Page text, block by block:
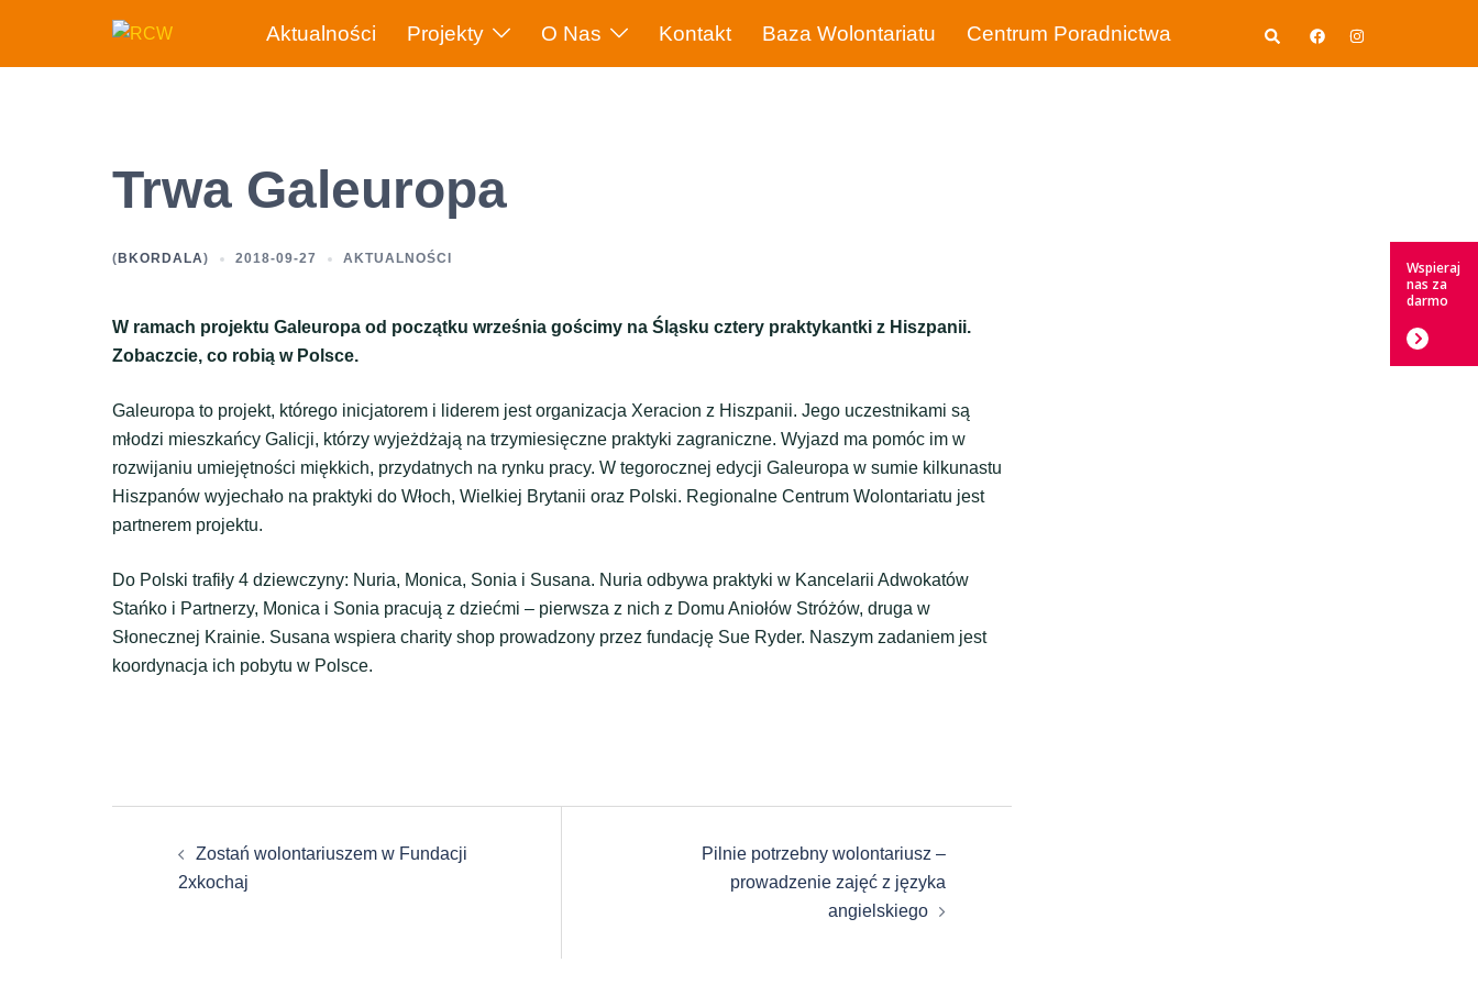
treści
Aktualności Projekty O Nas Kontakt Baza Wolontariatu Centrum Poradnictwa Wyszukiwanie
Trwa Galeuropa
( BKORDALA) 2018-09-27 AKTUALNOŚCI
W ramach projektu Galeuropa od początku września gościmy na Śląsku cztery praktykantki z Hiszpanii.
Zobaczcie, co robią w Polsce.
Galeuropa to projekt, którego inicjatorem i liderem jest organizacja Xeracion z Hiszpanii. Jego uczestnikami są
młodzi mieszkańcy Galicji, którzy wyjeżdżają na trzymiesięczne praktyki zagraniczne. Wyjazd ma pomóc im w
rozwijaniu umiejętności miękkich, przydatnych na rynku pracy. W tegorocznej edycji Galeuropa w sumie kilkunastu
Hiszpanów wyjechało na praktyki do Włoch, Wielkiej Brytanii oraz Polski. Regionalne Centrum Wolontariatu jest
partnerem projektu.
Do Polski trafiły 4 dziewczyny: Nuria, Monica, Sonia i Susana. Nuria odbywa praktyki w Kancelarii Adwokatów
Stańko i Partnerzy, Monica i Sonia pracują z dziećmi – pierwsza z nich z Domu Aniołów Stróżów, druga w
Słonecznej Krainie. Susana wspiera charity shop prowadzony przez fundację Sue Ryder. Naszym zadaniem jest
koordynacja ich pobytu w Polsce.
Zobacz
wpisy
Zostań wolontariuszem w Fundacji
2xkochaj
Pilnie potrzebny wolontariusz –
prowadzenie zajęć z języka
angielskiego
Wspieraj
nas za
darmo